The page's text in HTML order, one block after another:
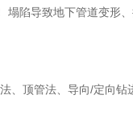
陷导致地下管道变形
、顶管法、导向/定向